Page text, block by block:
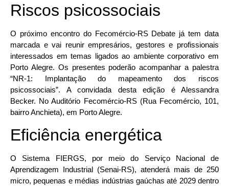
Riscos psicossociais
O próximo encontro do Fecomércio-RS Debate já tem data
marcada e vai reunir empresários, gestores e profissionais
interessados em temas ligados ao ambiente corporativo em
Porto Alegre. Os presentes poderão acompanhar a palestra
“NR-1: Implantação do mapeamento dos riscos
psicossociais”. A convidada desta edição é Alessandra
Becker. No Auditório Fecomércio-RS (Rua Fecomércio, 101,
bairro Anchieta), em Porto Alegre.
Eficiência energética
O Sistema FIERGS, por meio do Serviço Nacional de
Aprendizagem Industrial (Senai-RS), atenderá mais de 250
micro, pequenas e médias indústrias gaúchas até 2029 dentro